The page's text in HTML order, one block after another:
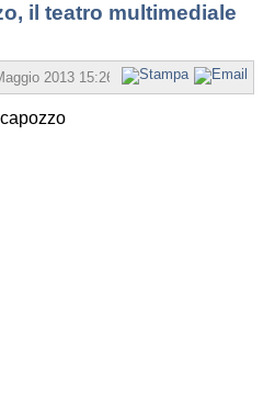
il teatro multimediale
2013 15:26 Scritto da Redazione